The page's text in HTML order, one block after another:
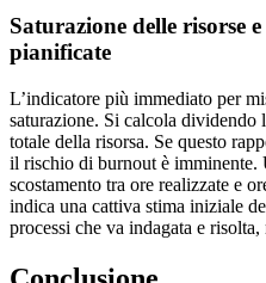
Saturazione delle risorse
pianificate
L’indicatore più immediato per
saturazione. Si calcola dividendo
totale della risorsa. Se questo
il rischio di burnout è
scostamento tra ore realizzate e
indica una cattiva stima iniziale
processi che va indagata e